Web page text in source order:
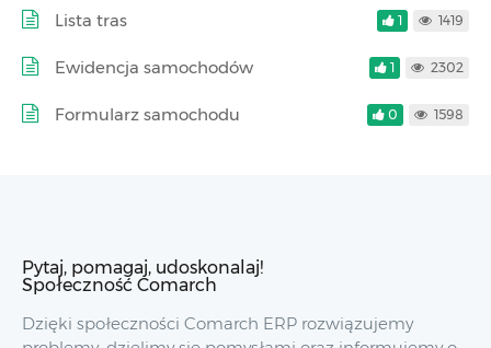
Lista tras 1 1419
Ewidencja samochodów 1 2302
Formularz samochodu 0 1598
Pytaj, pomagaj, udoskonalaj!
Społeczność Comarch
Dzięki społeczności Comarch ERP rozwiązujemy